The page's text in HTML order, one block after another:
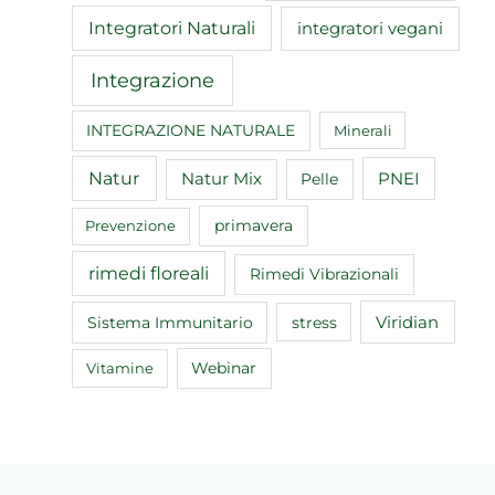
Integratori Naturali integratori vegani
Integrazione
INTEGRAZIONE NATURALE Minerali
Natur Natur Mix Pelle PNEI
Prevenzione primavera
rimedi floreali Rimedi Vibrazionali
Sistema Immunitario stress Viridian
Vitamine Webinar